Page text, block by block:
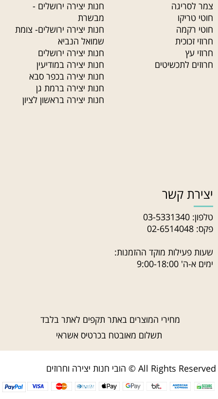
צמר לסריגה
חוטי טריקו
חוטי רקמה
חרוזי זכוכית
חרוזי עץ
חרוזים לתכשיטים
חנות יצירה ירושלים -
מבשרת
חנות יצירה ירושלים- צומת
שמואל הנביא
חנות יצירה ירושלים
חנות יצירה במודיעין
חנות יצירה בכפר סבא
חנות יצירה ברמת גן
חנות יצירה בראשון לציון
יצירת קשר
טלפון: 03-5331340
פקס: 02-6514048
שעות פעילות מוקד ההזמנות:
ימים א-ה' 9:00-18:00
מחירי המוצרים באתר תקפים לאתר בלבד
תשלום מאובטח בכרטיס אשראי
הובי חנות יצירה וחרוזים © All Rights Reserved